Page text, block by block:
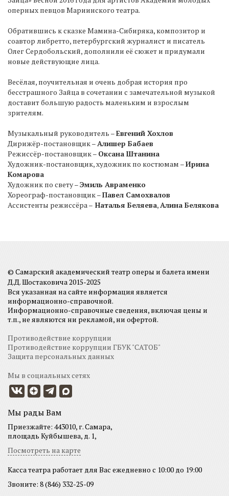
оперных певцов Мариинского театра.
Обратившись к сказке Мамина-Сибиряка, композитор и
соавтор либретто, петербургский журналист и писатель
Олег Сердобольский, дополнили её сюжет и придумали
новые действующие лица.
Весёлая, поучительная и очень добрая история про
бесстрашного Зайца в сочетании с замечательной музыкой
доставит большую радость маленьким и взрослым
зрителям.
Музыкальный руководитель –Евгений Хохлов
Дирижёр-постановщик –Алишер Бабаев
Режиссёр-постановщик – Оксана Штанина
Художник-постановщик, художник по костюмам –Ирина
Комарова
Художник по свету –Эмиль Авраменко
Хореограф-постановщик –Павел Самохвалов
Ассистенты режиссёра – Наталья Беляева,Алина Белякова
© Самарский академический театр оперы и балета имени
Д.Д. Шостаковича 2015-2025
Вся указанная на сайте информация является
информационно-справочной.
Информационно-справочные сведения, включая цены и
т.п., не являются ни рекламой, ни офертой.
Противодействие коррупции
Противодействие коррупции ГБУК "САТОБ"
Защита персональных данных
Мы в социальных сетях
Мы рады Вам
Приезжайте: 443010, г. Самара,
площадь Куйбышева, д. 1,
Посмотреть на карте
Касса театра работает для Вас ежедневно с 10:00 до 19:00
Звоните: 8 (846) 332-25-09